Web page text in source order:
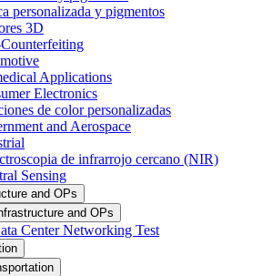
personalizada y pigmentos
3D
Applications
Electronics
de color personalizadas
and Aerospace
de infrarrojo cercano (NIR)
Sensing
and OPs
and OPs
Center Networking Test